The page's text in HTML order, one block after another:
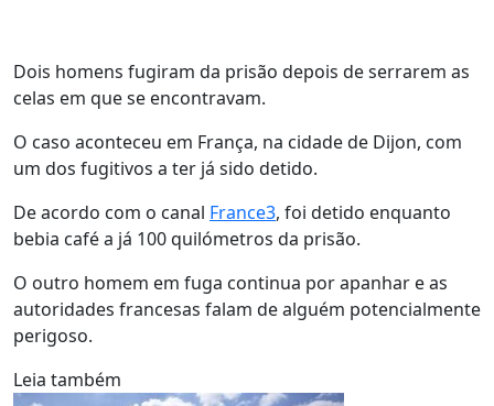
Dois homens fugiram da prisão depois de serrarem as
celas em que se encontravam.
O caso aconteceu em França, na cidade de Dijon, com
um dos fugitivos a ter já sido detido.
De acordo com o canal France3, foi detido enquanto
bebia café a já 100 quilómetros da prisão.
O outro homem em fuga continua por apanhar e as
autoridades francesas falam de alguém potencialmente
perigoso.
Leia também